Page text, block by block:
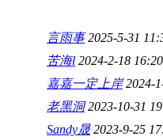
言雨事 2025-5-31
苦海l 2024-2-18 16:20
嘉嘉一定上岸 2024-
老黑洞 2023-10-31
Sandy晟 2023-9-25